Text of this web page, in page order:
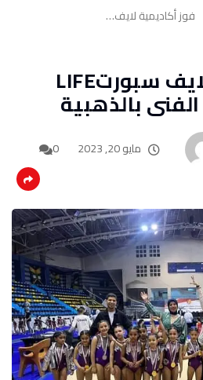
فوز أكاديمية لايف…
فوز أكاديمية لايف سبورتLIFE
مايو 20, 2023
0